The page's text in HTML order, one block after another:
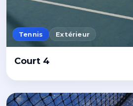
Tennis Extérieur
Court 4